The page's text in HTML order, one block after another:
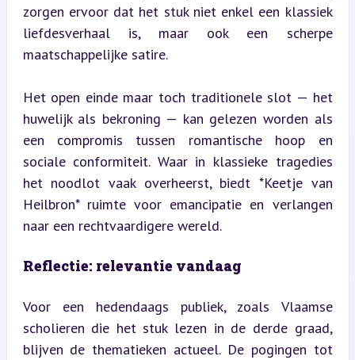
zorgen ervoor dat het stuk niet enkel een klassiek
liefdesverhaal is, maar ook een scherpe
maatschappelijke satire.
Het open einde maar toch traditionele slot — het
huwelijk als bekroning — kan gelezen worden als
een compromis tussen romantische hoop en
sociale conformiteit. Waar in klassieke tragedies
het noodlot vaak overheerst, biedt *Keetje van
Heilbron* ruimte voor emancipatie en verlangen
naar een rechtvaardigere wereld.
Reflectie: relevantie vandaag
Voor een hedendaags publiek, zoals Vlaamse
scholieren die het stuk lezen in de derde graad,
blijven de thematieken actueel. De pogingen tot